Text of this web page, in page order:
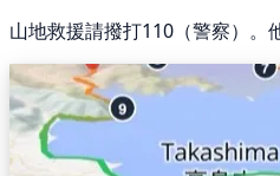
山地救援請撥打110（警察）。